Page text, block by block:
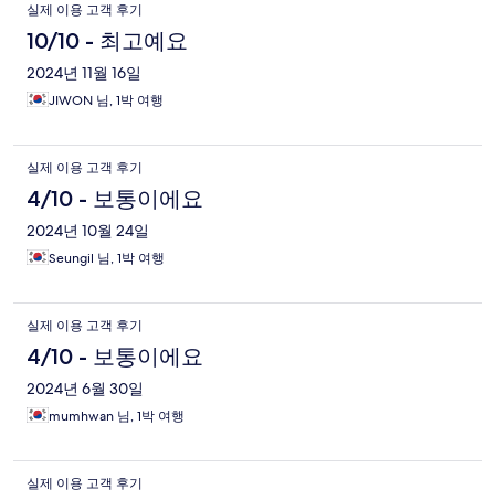
실제 이용 고객 후기
10/10 - 최고예요
2024년 11월 16일
JIWON 님, 1박 여행
실제 이용 고객 후기
4/10 - 보통이에요
2024년 10월 24일
Seungil 님, 1박 여행
실제 이용 고객 후기
4/10 - 보통이에요
2024년 6월 30일
mumhwan 님, 1박 여행
실제 이용 고객 후기